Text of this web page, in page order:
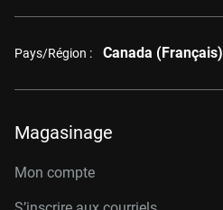
Pays/Région : Canada (Français)
Magasinage
Mon compte